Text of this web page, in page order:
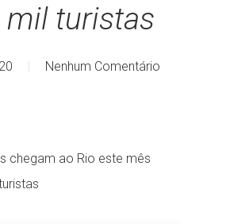
mil turistas
Nenhum Comentário
chegam ao Rio este mês